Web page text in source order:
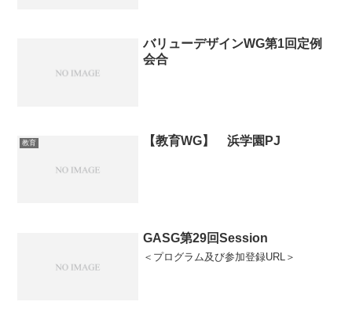
バリューデザインWG第1回定例
会合
教育 【教育WG】 浜学園PJ
GASG第29回Session
＜プログラム及び参加登録URL＞